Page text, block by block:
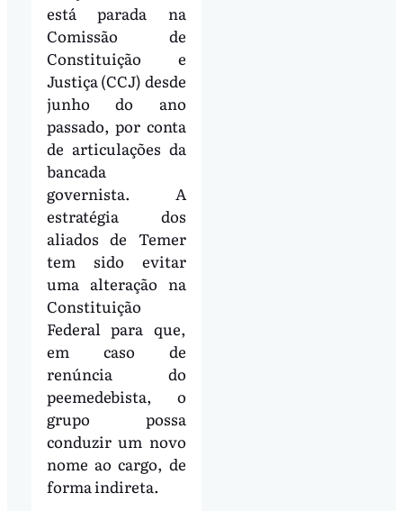
está parada na
Comissão de
Constituição e
Justiça (CCJ) desde
junho do ano
passado, por conta
de articulações da
bancada
governista. A
estratégia dos
aliados de Temer
tem sido evitar
uma alteração na
Constituição
Federal para que,
em caso de
renúncia do
peemedebista, o
grupo possa
conduzir um novo
nome ao cargo, de
forma indireta.